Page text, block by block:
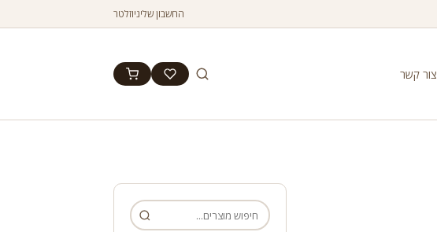
החשבון שליניוזלטר
צור קשר